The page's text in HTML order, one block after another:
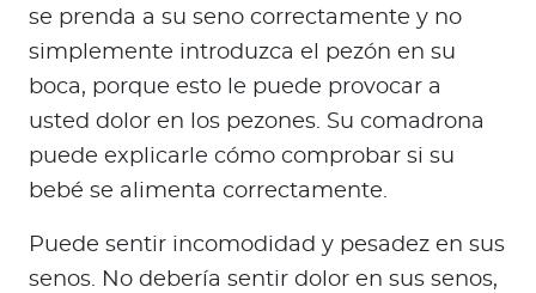
se prenda a su seno correctamente y no
simplemente introduzca el pezón en su
boca, porque esto le puede provocar a
usted dolor en los pezones. Su comadrona
puede explicarle cómo comprobar si su
bebé se alimenta correctamente.
Puede sentir incomodidad y pesadez en sus
senos. No debería sentir dolor en sus senos,